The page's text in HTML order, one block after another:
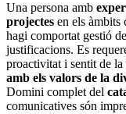
Una persona amb
projectes en els àmbits
hagi comportat gestió
justificacions. Es
proactivitat i sentit de
amb els valors de la
Domini complet del
comunicatives són